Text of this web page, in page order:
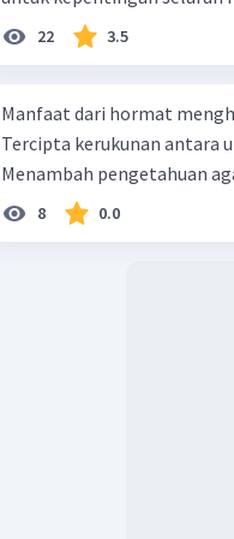
Beri Rating
Erwin A
08 November 2023 22:52
Jawaban terverifikasi
22 3.5
Manfaat dari hormat
Tercipta kerukunan antara
Menambah pengetahuan
8 0.0